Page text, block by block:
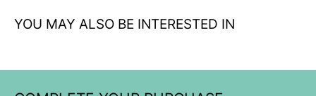
YOU MAY ALSO BE INTERESTED IN